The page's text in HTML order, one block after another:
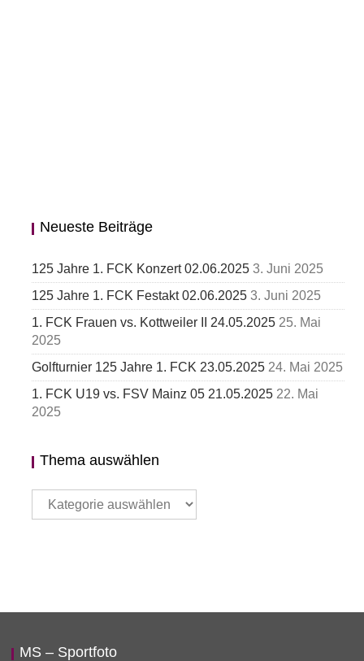
Neueste Beiträge
125 Jahre 1. FCK Konzert 02.06.2025 3. Juni 2025
125 Jahre 1. FCK Festakt 02.06.2025 3. Juni 2025
1. FCK Frauen vs. Kottweiler II 24.05.2025 25. Mai
2025
Golfturnier 125 Jahre 1. FCK 23.05.2025 24. Mai 2025
1. FCK U19 vs. FSV Mainz 05 21.05.2025 22. Mai
2025
Thema auswählen
Thema
auswählen
MS – Sportfoto